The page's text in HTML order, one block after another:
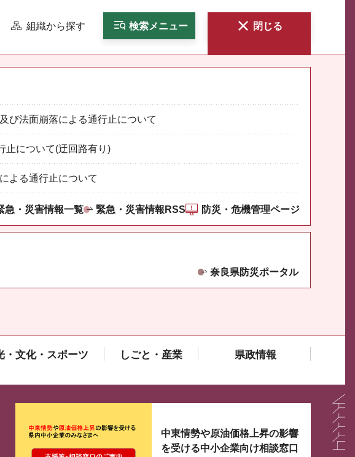
組織から探す 検索メニュー 閉じる
び法面崩落による通行止について
止について(迂回路有り)
よる通行止について
急・災害情報一覧 緊急・災害情報RSS 防災・危機管理ページ
奈良県防災ポータル
・文化・スポーツ しごと・産業 県政情報
ここから最大3つずつ情報が表示されるスライダーがあります。
中東情勢や原油価格上昇の影響
を受ける中小企業向け相談窓口